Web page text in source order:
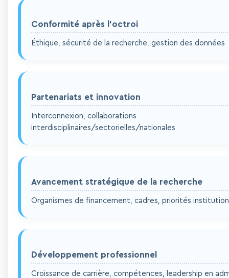
Conformité après l'octroi
Éthique, sécurité de la recherche, gestion des données
Partenariats et innovation
Interconnexion, collaborations
interdisciplinaires/sectorielles/nationales
Avancement stratégique de la recherche
Organismes de financement, cadres, priorités
Développement professionnel
Croissance de carrière, compétences, leadership en